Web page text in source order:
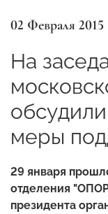
02 Февраля 2015
На
меры
29 января
отделения
президента